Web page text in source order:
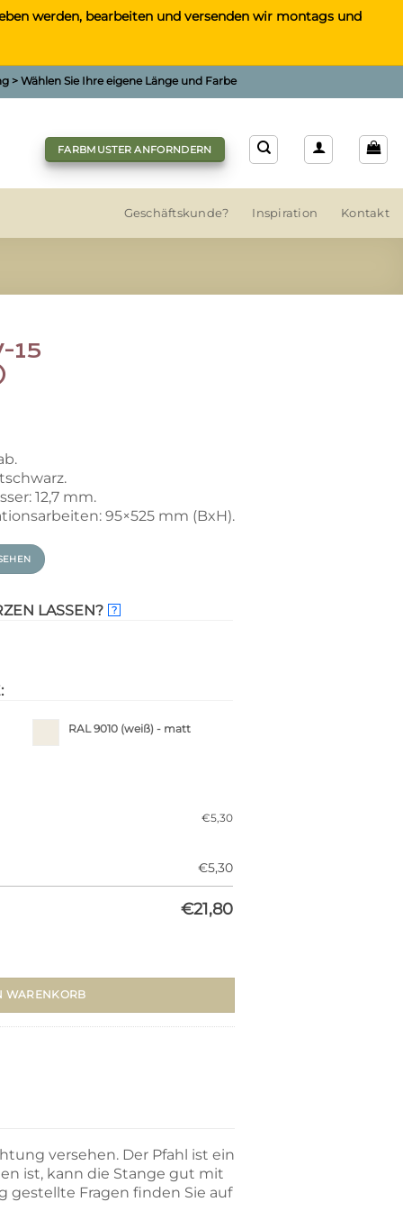
werden, bearbeiten und versenden wir montags und
> Wählen Sie Ihre eigene Länge und Farbe
FARBMUSTER ANFORNDERN
Geschäftskunde? Inspiration Kontakt
15
12,7 mm.
95×525 mm (BxH).
LASSEN? ?
RAL 9010 (weiß) - matt
€5,30
€5,30
€21,80
WARENKORB
versehen. Der Pfahl ist ein
ist, kann die Stange gut mit
gestellte Fragen finden Sie auf